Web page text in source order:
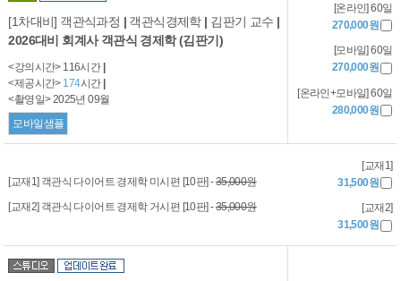
[1차대비] 객관식과정 | 객관식경제학 | 김판기 교수 |
2026대비 회계사 객관식 경제학 (김판기)
<강의시간> 116시간
<제공시간> 174시간
<촬영일> 2025년 09월
모바일샘플
[온라인] 60일
270,000원
[모바일] 60일
270,000원
[온라인+모바일] 60일
280,000원
[교재1] 객관식 다이어트 경제학 미시편 [10판] -35,000원
[교재2] 객관식 다이어트 경제학 거시편 [10판] -35,000원
[교재1]
31,500원
[교재2]
31,500원